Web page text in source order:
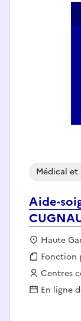
Aide-
Médical et
Haute
Fonction
Fonction
Centres
En ligne